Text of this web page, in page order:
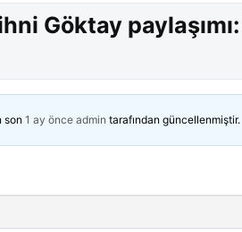
Göktay
son 1 ay önce admin tarafından güncellenmiştir.